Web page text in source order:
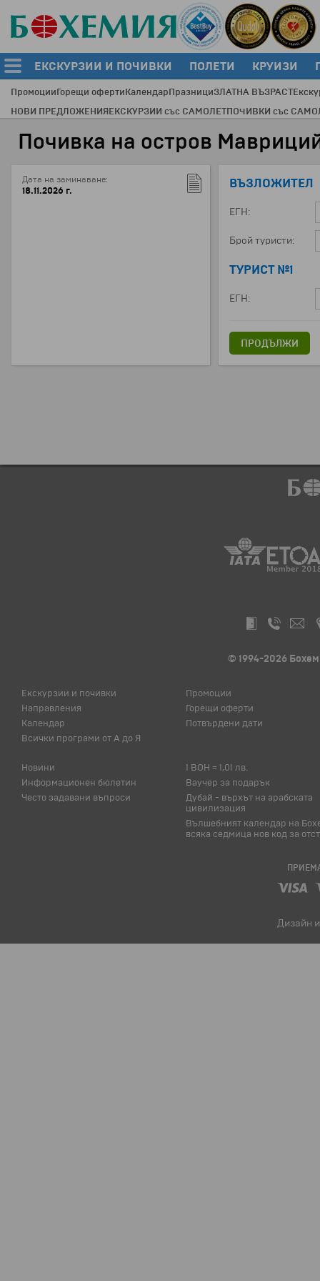
ЕКСКУРЗИИ И ПОЧИВКИ ПОЛЕТИ КРУИЗИ
ПромоцииГорещи офертиКалендарПразнициЗЛАТНА ВЪЗРАСТ
НОВИ ПРЕДЛОЖЕНИЯЕКСКУРЗИИ със САМОЛЕТПОЧИВКИ със
Почивка на остров
Дата на заминаване:
18.11.2026 г. ВЪЗЛОЖИТЕЛ
ЕГН:
Брой туристи:
ТУРИСТ №1
ЕГН:
ПРОДЪЛЖИ
© 1994-2026
Екскурзии и почивки
Направления
Календар
Всички програми от А до Я
Промоции
Горещи оферти
Потвърдени дати
Новини
Информационен бюлетин
Често задавани въпроси
1 BOH = 1,01 лв.
Ваучер за подарък
Дубай - върхът на арабската
цивилизация
Вълшебният календар на
всяка седмица нов код за
Дизайн